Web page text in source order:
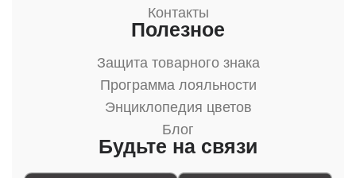
Контакты
Полезное
Защита товарного знака
Программа лояльности
Энциклопедия цветов
Блог
Будьте на связи